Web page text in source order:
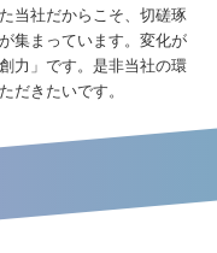
当社だからこそ、切磋琢
集まっています。変化が
力」です。是非当社の環
だきたいです。